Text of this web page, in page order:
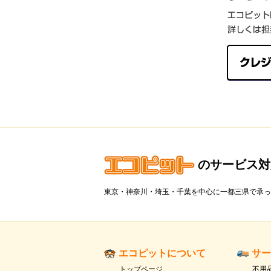
のサービス
東京・神奈川・埼玉・千葉を中心に一都三県で承
エコピットについて
トップページ
サ
不用